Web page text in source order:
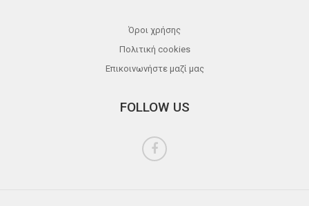
Όροι χρήσης
Πολιτική cookies
Επικοινωνήστε μαζί μας
FOLLOW US